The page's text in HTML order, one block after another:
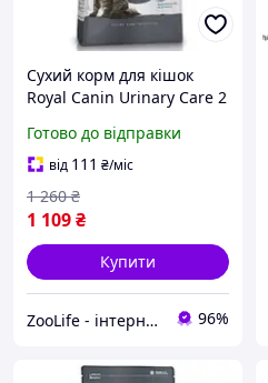
Сухий корм для кішок
Royal Canin Urinary Care 2
сечовидільної системи
(домашній птах)
Готово до відправки
від 111 ₴/міс
1 109₴
1 260 ₴
Купити
ZooLife - інтернет-магазин товарів для тварин 96%